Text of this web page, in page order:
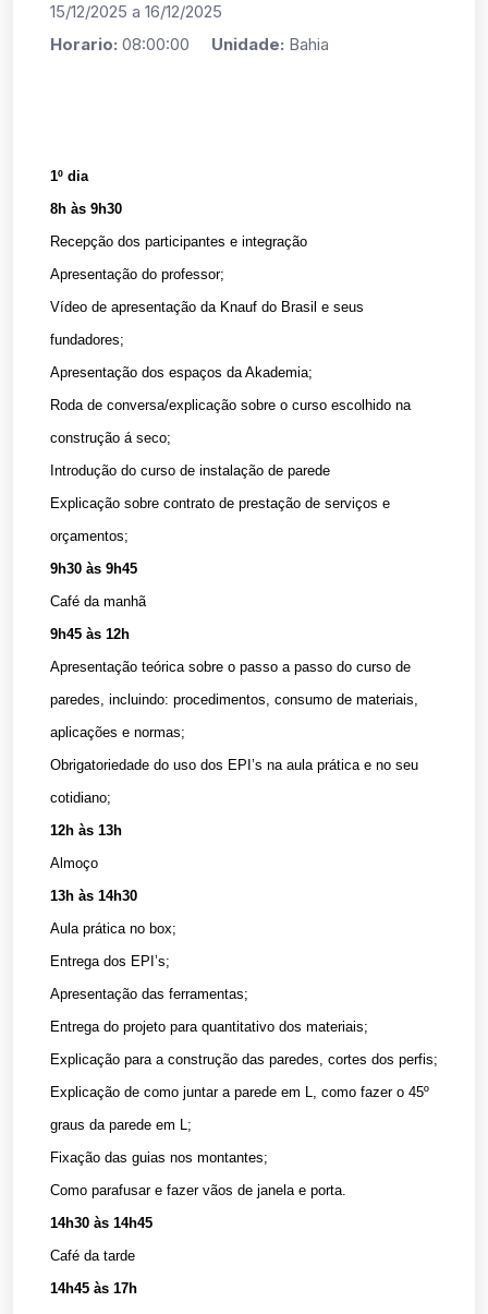
15/12/2025 a 16/12/2025
Horario: 08:00:00 Unidade: Bahia
1º dia
8h às 9h30
Recepção dos participantes e integração
Apresentação do professor;
Vídeo de apresentação da Knauf do Brasil e seus
fundadores;
Apresentação dos espaços da Akademia;
Roda de conversa/explicação sobre o curso escolhido na
construção á seco;
Introdução do curso de instalação de parede
Explicação sobre contrato de prestação de serviços e
orçamentos;
9h30 às 9h45
Café da manhã
9h45 às 12h
Apresentação teórica sobre o passo a passo do curso de
paredes, incluindo: procedimentos, consumo de materiais,
aplicações e normas;
Obrigatoriedade do uso dos EPI’s na aula prática e no seu
cotidiano;
12h às 13h
Almoço
13h às 14h30
Aula prática no box;
Entrega dos EPI’s;
Apresentação das ferramentas;
Entrega do projeto para quantitativo dos materiais;
Explicação para a construção das paredes, cortes dos perfis;
Explicação de como juntar a parede em L, como fazer o 45º
graus da parede em L;
Fixação das guias nos montantes;
Como parafusar e fazer vãos de janela e porta.
14h30 às 14h45
Café da tarde
14h45 às 17h